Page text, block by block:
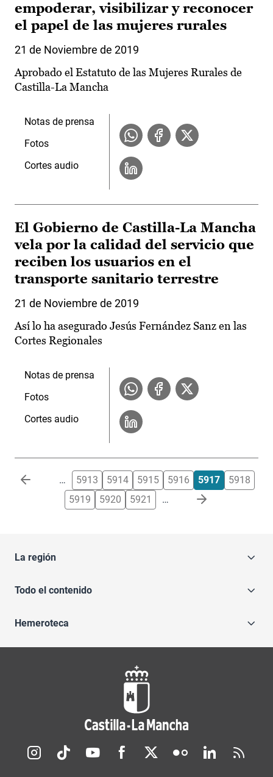
empoderar, visibilizar y reconocer
el papel de las mujeres rurales
21 de Noviembre de 2019
Aprobado el Estatuto de las Mujeres Rurales de
Castilla-La Mancha
Notas de prensa
Fotos
Cortes audio
El Gobierno de Castilla-La Mancha
vela por la calidad del servicio que
reciben los usuarios en el
transporte sanitario terrestre
21 de Noviembre de 2019
Así lo ha asegurado Jesús Fernández Sanz en las
Cortes Regionales
Notas de prensa
Fotos
Cortes audio
Paginación … 5913 5914 5915 5916 5917
5918
5919
5920 5921 …
La región
Todo el contenido
Hemeroteca
Redes sociales JCCM